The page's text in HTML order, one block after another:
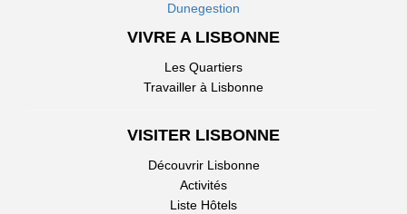
Dunegestion
VIVRE A LISBONNE
Les Quartiers
Travailler à Lisbonne
VISITER LISBONNE
Découvrir Lisbonne
Activités
Liste Hôtels